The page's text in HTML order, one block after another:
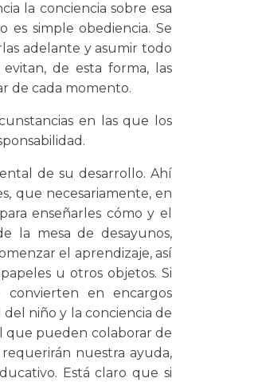
la conciencia sobre esa
es simple obediencia. Se
adelante y asumir todo
de esta forma, las
de cada momento.
en las que los
de su desarrollo. Ahí
que necesariamente, en
enseñarles cómo y el
la mesa de desayunos,
el aprendizaje, así
u otros objetos. Si
convierten en encargos
niño y la conciencia de
que pueden colaborar de
nuestra ayuda,
Está claro que si